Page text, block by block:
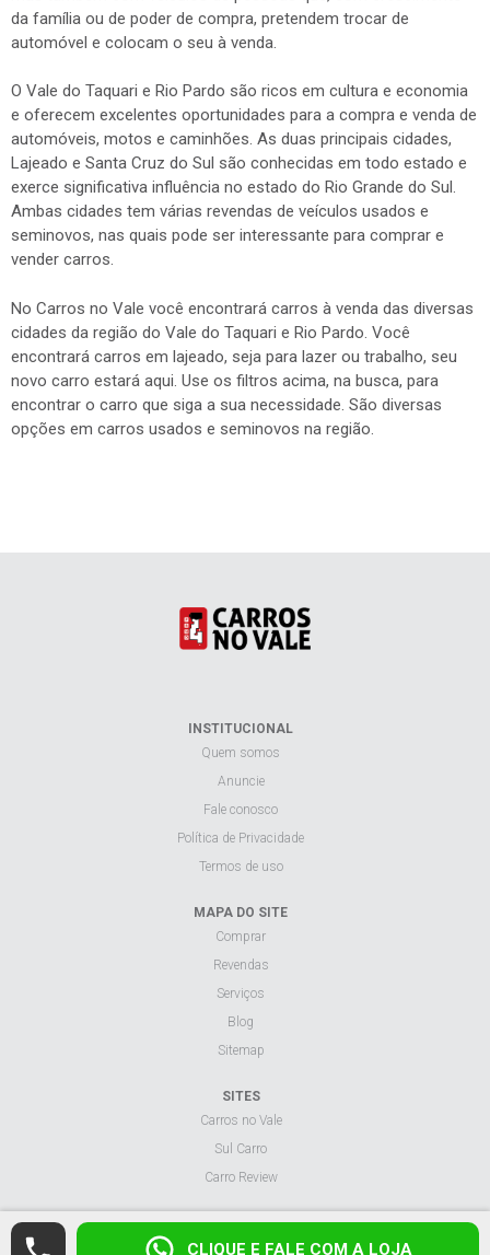
CLIQUE E FALE COM A LOJA
automóvel e colocam o seu à venda.
e oferecem excelentes oportunidades para a compra e venda de
automóveis, motos e caminhões. As duas principais cidades,
Lajeado e Santa Cruz do Sul são conhecidas em todo estado e
exerce significativa influência no estado do Rio Grande do Sul.
Ambas cidades tem várias revendas de veículos usados e
seminovos, nas quais pode ser interessante para comprar e
vender carros.
cidades da região do Vale do Taquari e Rio Pardo. Você
encontrará carros em lajeado, seja para lazer ou trabalho, seu
novo carro estará aqui. Use os filtros acima, na busca, para
encontrar o carro que siga a sua necessidade. São diversas
opções em carros usados e seminovos na região.
Quem somos
Anuncie
Fale conosco
Política de Privacidade
Termos de uso
Comprar
Revendas
Serviços
Blog
Sitemap
Carros no Vale
Sul Carro
Carro Review